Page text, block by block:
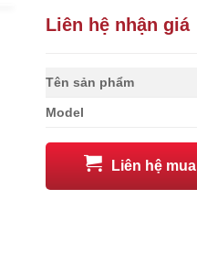
Liên hệ nhận giá
Tên sản phẩm
Model
Liên hệ